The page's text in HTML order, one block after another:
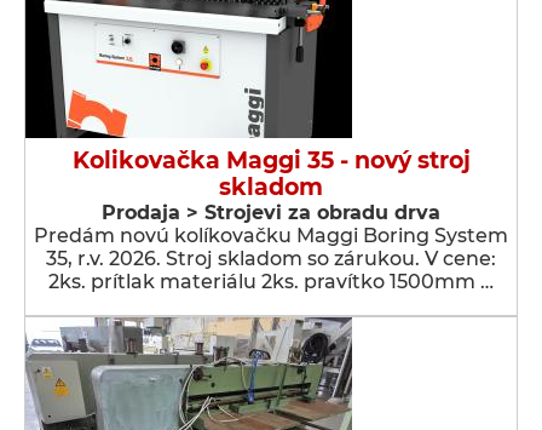
Kolikovačka Maggi 35 - nový stroj
skladom
Prodaja > Strojevi za obradu drva
Predám novú kolíkovačku Maggi Boring System
35, r.v. 2026. Stroj skladom so zárukou. V cene:
2ks. prítlak materiálu 2ks. pravítko 1500mm …